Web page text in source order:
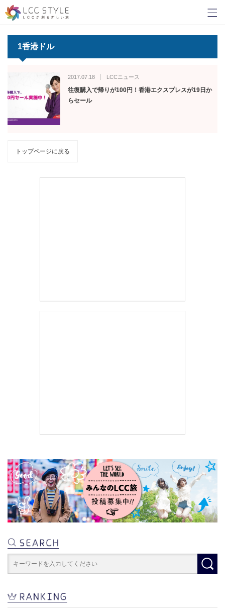
1香港ドル
2017.07.18 LCCニュース
往復購入で帰りが100円！香港エクスプレスが19日か
らセール
トップページに戻る